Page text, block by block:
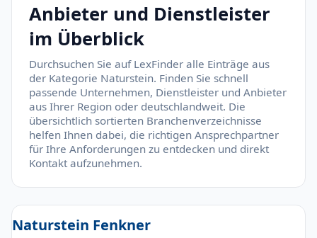
Anbieter und Dienstleister
im Überblick
Durchsuchen Sie auf LexFinder alle Einträge aus
der Kategorie Naturstein. Finden Sie schnell
passende Unternehmen, Dienstleister und Anbieter
aus Ihrer Region oder deutschlandweit. Die
übersichtlich sortierten Branchenverzeichnisse
helfen Ihnen dabei, die richtigen Ansprechpartner
für Ihre Anforderungen zu entdecken und direkt
Kontakt aufzunehmen.
Naturstein Fenkner